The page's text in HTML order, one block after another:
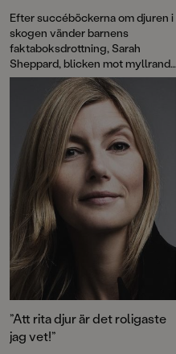
Efter succéböckerna om djuren i
skogen vänder barnens
faktaboksdrottning, Sarah
Sheppard, blicken mot myllrande
gator och torg. I Djuren i staden
lär vi känna ett gäng fyrbenta
och fjäderbeklädda varelser som
stormtrivs i city.
”Att rita djur är det roligaste
jag vet!”